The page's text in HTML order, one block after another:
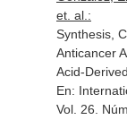
et. al.:
Synthesis,
Anticancer
Acid-
En:
Vol. 26.